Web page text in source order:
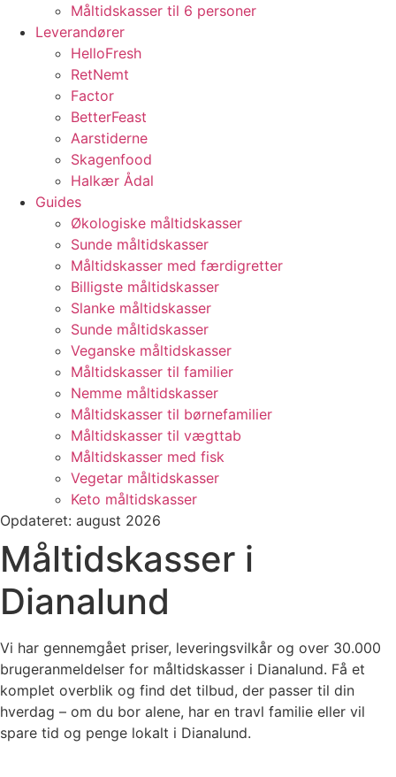
Måltidskasser til 6 personer
Leverandører
HelloFresh
RetNemt
Factor
BetterFeast
Aarstiderne
Skagenfood
Halkær Ådal
Guides
Økologiske måltidskasser
Sunde måltidskasser
Måltidskasser med færdigretter
Billigste måltidskasser
Slanke måltidskasser
Sunde måltidskasser
Veganske måltidskasser
Måltidskasser til familier
Nemme måltidskasser
Måltidskasser til børnefamilier
Måltidskasser til vægttab
Måltidskasser med fisk
Vegetar måltidskasser
Keto måltidskasser
Opdateret: august 2026
Måltidskasser i
Dianalund
Vi har gennemgået priser, leveringsvilkår og over 30.000
brugeranmeldelser for måltidskasser i Dianalund. Få et
komplet overblik og find det tilbud, der passer til din
hverdag – om du bor alene, har en travl familie eller vil
spare tid og penge lokalt i Dianalund.